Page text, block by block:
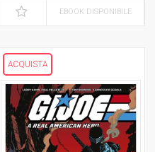
EBOOK DISPONIBILE
ACQUISTA